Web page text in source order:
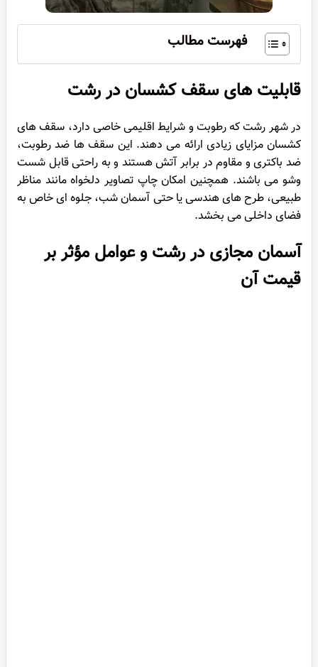
فهرست مطالب
قابلیت های سقف کشسان در رشت
در شهر رشت که رطوبت و شرایط اقلیمی خاصی دارد، سقف های
کشسان مزایای زیادی ارائه می دهند. این سقف ها ضد رطوبت،
ضد باکتری و مقاوم در برابر آتش هستند و به راحتی قابل شست
وشو می باشند. همچنین امکان چاپ تصاویر دلخواه مانند مناظر
طبیعی، طرح های هندسی یا حتی آسمان شب، جلوه ای خاص به
فضای داخلی می بخشد.
آسمان مجازی در رشت و عوامل مؤثر بر
قیمت آن